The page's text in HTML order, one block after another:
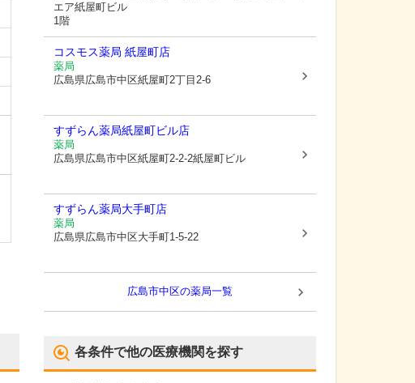
エア紙屋町ビル
1階
コスモス薬局 紙屋町店
薬局
広島県広島市中区紙屋町2丁目2-6
すずらん薬局紙屋町ビル店
薬局
広島県広島市中区紙屋町2-2-2紙屋町ビル
すずらん薬局大手町店
薬局
広島県広島市中区大手町1-5-22
広島市中区の薬局一覧
各条件で他の医療機関を探す